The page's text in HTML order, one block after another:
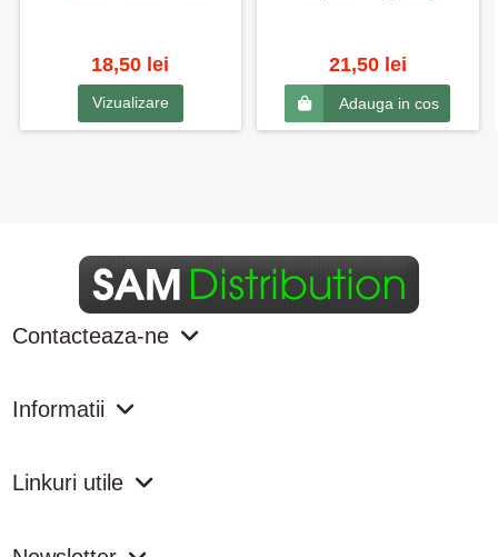
18,50 lei
Vizualizare
21,50 lei
Adauga in cos
Contacteaza-ne
Informatii
Linkuri utile